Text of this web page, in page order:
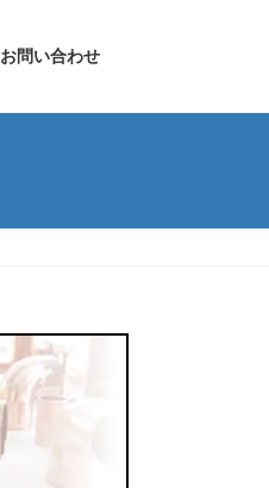
お問い合わせ